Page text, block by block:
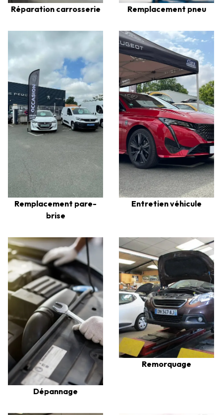
Réparation carrosserie Remplacement pneu
Remplacement pare-
brise
Entretien véhicule
Dépannage
Remorquage